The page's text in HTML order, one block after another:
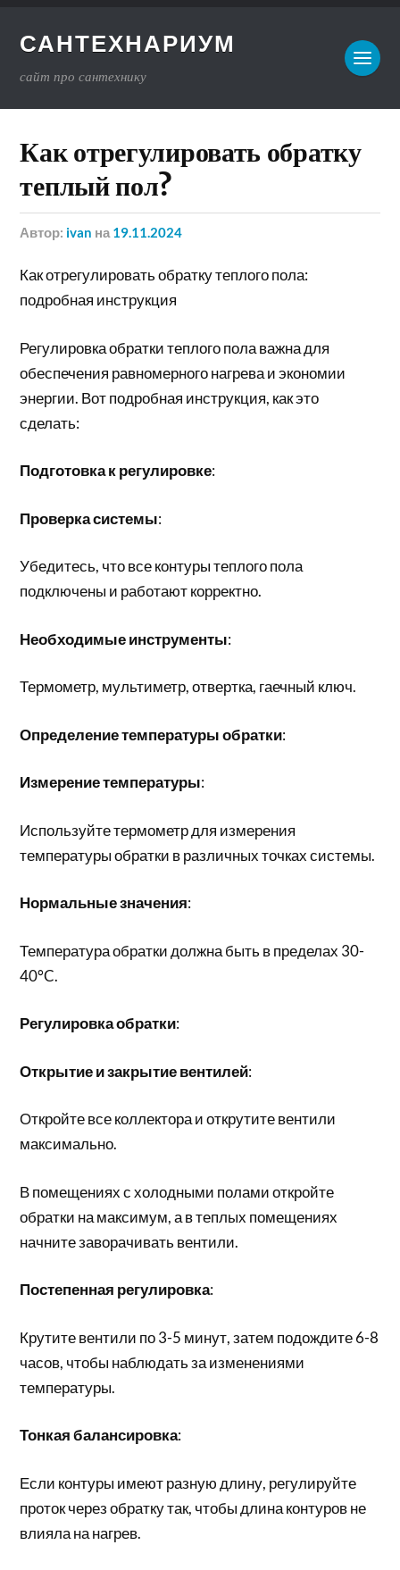
САНТЕХНАРИУМ
сайт про сантехнику
Как отрегулировать обратку
теплый пол?
Автор: ivan на 19.11.2024
Как отрегулировать обратку теплого пола:
подробная инструкция
Регулировка обратки теплого пола важна для
обеспечения равномерного нагрева и экономии
энергии. Вот подробная инструкция, как это
сделать:
Подготовка к регулировке:
Проверка системы:
Убедитесь, что все контуры теплого пола
подключены и работают корректно.
Необходимые инструменты:
Термометр, мультиметр, отвертка, гаечный ключ.
Определение температуры обратки:
Измерение температуры:
Используйте термометр для измерения
температуры обратки в различных точках системы.
Нормальные значения:
Температура обратки должна быть в пределах 30-
40°C.
Регулировка обратки:
Открытие и закрытие вентилей:
Откройте все коллектора и открутите вентили
максимально.
В помещениях с холодными полами откройте
обратки на максимум, а в теплых помещениях
начните заворачивать вентили.
Постепенная регулировка:
Крутите вентили по 3-5 минут, затем подождите 6-8
часов, чтобы наблюдать за изменениями
температуры.
Тонкая балансировка:
Если контуры имеют разную длину, регулируйте
проток через обратку так, чтобы длина контуров не
влияла на нагрев.